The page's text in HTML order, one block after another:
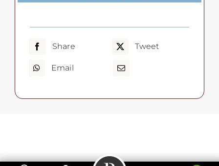
Share Tweet
Email